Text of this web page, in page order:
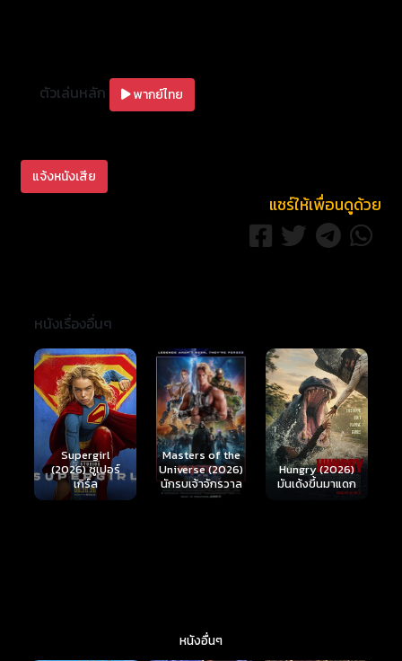
ตัวเล่นหลัก พากย์ไทย
แจ้งหนังเสีย
แชร์ให้เพื่อนดูด้วย
หนังเรื่องอื่นๆ
Masters of the
Universe (2026)
นักรบเจ้าจักรวาล
Hungry (2026)
มันเด้งขึ้นมาแดก
Ready or Not 2:
Here I Come
(2026) เกมพร้อม
ตาย 2
หนังอื่นๆ